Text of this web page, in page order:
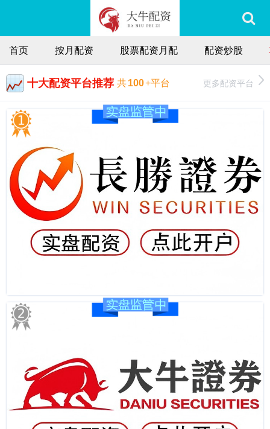
首页 按月配资 股票配资月配 配资炒股
十大配资平台推荐 共100+平台 更多配资平台